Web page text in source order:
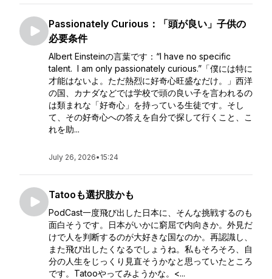
Passionately Curious：「頭が良い」子供の
必要条件
Albert Einsteinの言葉です：“I have no specific
talent. I am only passionately curious.”「僕には特に
才能はないよ。ただ熱烈に好奇心旺盛なだけ。」西洋
の国、カナダなどでは学校で頭の良い子を言われるの
は類まれな「好奇心」を持っている生徒です。そし
て、その好奇心への答えを自分で探して行くこと、こ
れを助...
July 26, 2026• 15:24
Tatooも選択肢かも
PodCast一度飛び出した日本に、そんな挑戦するのも
面白そうです。日本がいかに窮屈で内向きか。外見だ
けで人を判断するのが大好きな国なのか。再認識し、
また飛び出したくなるでしょうね。私もそろそろ、自
分の人生をじっくり見直そうかなと思っていたところ
です。Tatooやってみようかな。<...